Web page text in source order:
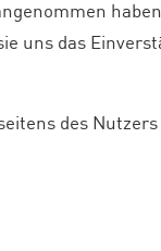
uns das
des